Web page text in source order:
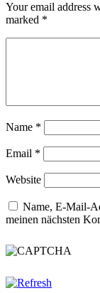
Your email address
marked *
Name *
Email *
Website
Name, E-Mail-
meinen nächsten